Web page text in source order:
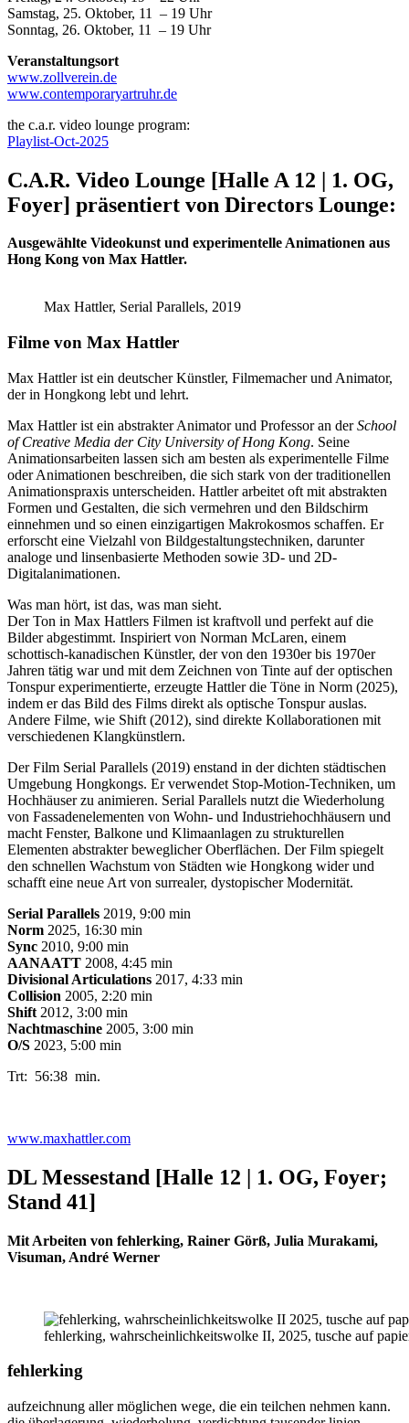
Samstag, 25. Oktober, 11 – 19 Uhr
Sonntag, 26. Oktober, 11 – 19 Uhr
Veranstaltungsort
www.zollverein.de
www.contemporaryartruhr.de
the c.a.r. video lounge program:
Playlist-Oct-2025
C.A.R. Video Lounge [Halle A 12 | 1. OG,
Foyer] präsentiert von Directors Lounge:
Ausgewählte Videokunst und experimentelle Animationen aus
Hong Kong von Max Hattler.
Max Hattler, Serial Parallels, 2019
Filme von Max Hattler
Max Hattler ist ein deutscher Künstler, Filmemacher und Animator,
der in Hongkong lebt und lehrt.
Max Hattler ist ein abstrakter Animator und Professor an derSchool
of Creative Media der City University of Hong Kong. Seine
Animationsarbeiten lassen sich am besten als experimentelle Filme
oder Animationen beschreiben, die sich stark von der traditionellen
Animationspraxis unterscheiden. Hattler arbeitet oft mit abstrakten
Formen und Gestalten, die sich vermehren und den Bildschirm
einnehmen und so einen einzigartigen Makrokosmos schaffen. Er
erforscht eine Vielzahl von Bildgestaltungstechniken, darunter
analoge und linsenbasierte Methoden sowie 3D- und 2D-
Digitalanimationen.
Was man hört, ist das, was man sieht.
Der Ton in Max Hattlers Filmen ist kraftvoll und perfekt auf die
Bilder abgestimmt. Inspiriert von Norman McLaren, einem
schottisch-kanadischen Künstler, der von den 1930er bis 1970er
Jahren tätig war und mit dem Zeichnen von Tinte auf der optischen
Tonspur experimentierte, erzeugte Hattler die Töne in Norm (2025),
indem er das Bild des Films direkt als optische Tonspur auslas.
Andere Filme, wie Shift (2012), sind direkte Kollaborationen mit
verschiedenen Klangkünstlern.
Der Film Serial Parallels (2019) enstand in der dichten städtischen
Umgebung Hongkongs. Er verwendet Stop-Motion-Techniken, um
Hochhäuser zu animieren. Serial Parallels nutzt die Wiederholung
von Fassadenelementen von Wohn- und Industriehochhäusern und
macht Fenster, Balkone und Klimaanlagen zu strukturellen
Elementen abstrakter beweglicher Oberflächen. Der Film spiegelt
den schnellen Wachstum von Städten wie Hongkong wider und
schafft eine neue Art von surrealer, dystopischer Modernität.
Serial Parallels 2019, 9:00 min
Norm 2025, 16:30 min
Sync 2010, 9:00 min
AANAATT 2008, 4:45 min
Divisional Articulations 2017, 4:33 min
Collision 2005, 2:20 min
Shift 2012, 3:00 min
Nachtmaschine 2005, 3:00 min
O/S 2023, 5:00 min
Trt: 56:38 min.
www.maxhattler.com
DL Messestand [Halle 12 | 1. OG, Foyer;
Stand 41]
Mit Arbeiten von fehlerking, Rainer Görß, Julia Murakami,
Visuman, André Werner
fehlerking, wahrscheinlichkeitswolke II, 2025, tusche auf
fehlerking
aufzeichnung aller möglichen wege, die ein teilchen nehmen kann.